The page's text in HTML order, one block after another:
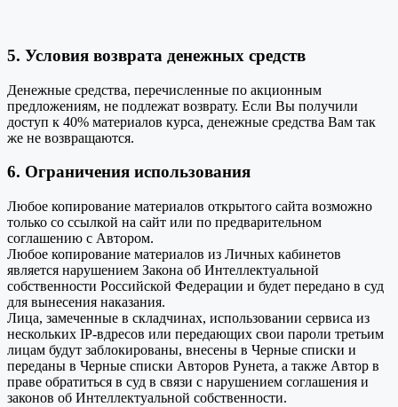
5. Условия возврата денежных средств
Денежные средства, перечисленные по акционным
предложениям, не подлежат возврату. Если Вы получили
доступ к 40% материалов курса, денежные средства Вам так
же не возвращаются.
6. Ограничения использования
Любое копирование материалов открытого сайта возможно
только со ссылкой на сайт или по предварительном
соглашению с Автором.
Любое копирование материалов из Личных кабинетов
является нарушением Закона об Интеллектуальной
собственности Российской Федерации и будет передано в суд
для вынесения наказания.
Лица, замеченные в складчинах, использовании сервиса из
нескольких IP-вдресов или передающих свои пароли третьим
лицам будут заблокированы, внесены в Черные списки и
переданы в Черные списки Авторов Рунета, а также Автор в
праве обратиться в суд в связи с нарушением соглашения и
законов об Интеллектуальной собственности.